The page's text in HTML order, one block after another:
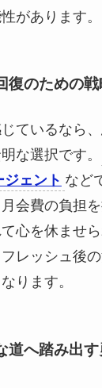
があります。
復のための
ているなら
な選択です。
ェント など
会費の負担
心を休ませ
レッシュ後
ります。
道へ踏み出